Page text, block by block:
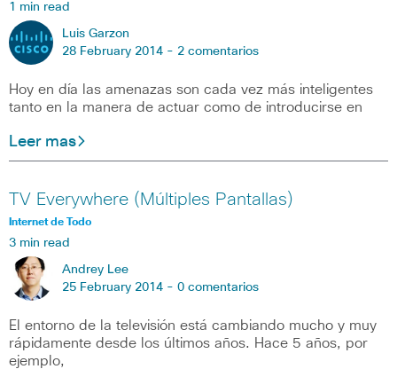
1 min read
Luis Garzon
28 February 2014 - 2 comentarios
Hoy en día las amenazas son cada vez más inteligentes
tanto en la manera de actuar como de introducirse en
Leer mas
TV Everywhere (Múltiples Pantallas)
Internet de Todo
3 min read
Andrey Lee
25 February 2014 - 0 comentarios
El entorno de la televisión está cambiando mucho y muy
rápidamente desde los últimos años. Hace 5 años, por
ejemplo,